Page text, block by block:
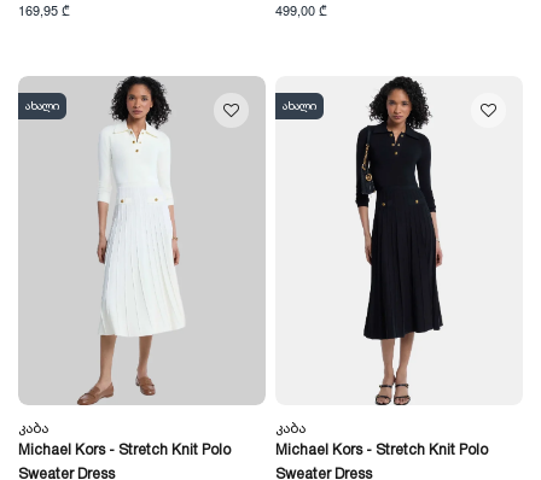
169,95 ₾ 499,00 ₾
ახალი
Კაბა
Michael Kors - Stretch Knit Polo
Sweater Dress
ახალი
Კაბა
Michael Kors - Stretch Knit Polo
Sweater Dress